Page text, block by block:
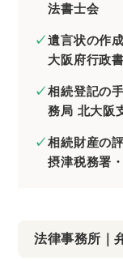
法書士会
遺言状の作
大阪府行政
相続登記の
務局 北大阪
相続財産の
摂津税務署
法律事務所｜